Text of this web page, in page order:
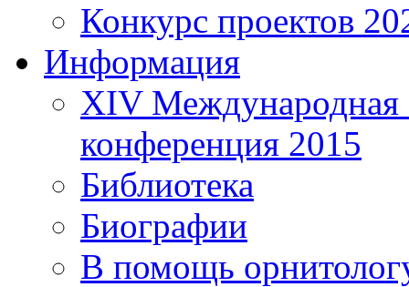
Конкурс проектов
Информация
XIV Международная
конференция 2015
Библиотека
Биографии
В помощь